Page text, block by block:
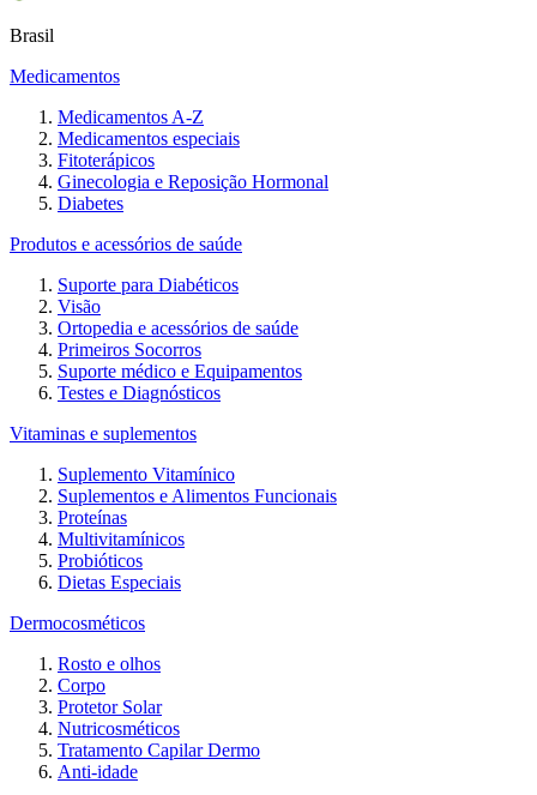
Brasil
Medicamentos
Medicamentos A-Z
Medicamentos especiais
Fitoterápicos
Ginecologia e Reposição Hormonal
Diabetes
Produtos e acessórios de saúde
Suporte para Diabéticos
Visão
Ortopedia e acessórios de saúde
Primeiros Socorros
Suporte médico e Equipamentos
Testes e Diagnósticos
Vitaminas e suplementos
Suplemento Vitamínico
Suplementos e Alimentos Funcionais
Proteínas
Multivitamínicos
Probióticos
Dietas Especiais
Dermocosméticos
Rosto e olhos
Corpo
Protetor Solar
Nutricosméticos
Tratamento Capilar Dermo
Anti-idade